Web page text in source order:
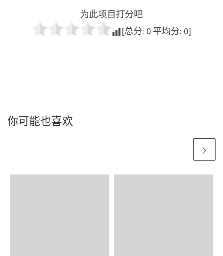
为此项目打分吧
[总分: 0 平均分: 0]
你可能也喜欢